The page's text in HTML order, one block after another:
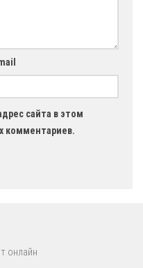
сайта в этом
комментариев.